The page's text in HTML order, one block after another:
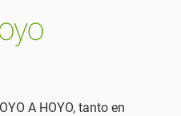
A HOYO, tanto en